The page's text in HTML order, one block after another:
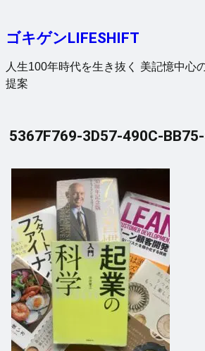
を
ス
キ
ゴキゲンLIFESHIFT
人生100年時代を生き抜く 美記憶中心
提案
5367F769-3D57-490C-